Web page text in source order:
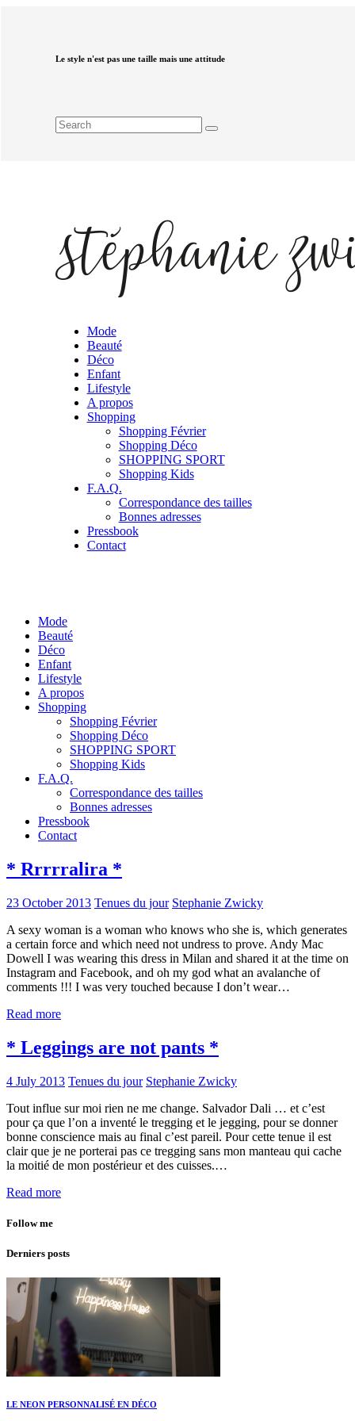
Le style n'est pas une taille mais une attitude
Mode
Beauté
Déco
Enfant
Lifestyle
A propos
Shopping
Shopping Février
Shopping Déco
SHOPPING SPORT
Shopping Kids
F.A.Q.
Correspondance des tailles
Bonnes adresses
Pressbook
Contact
Mode
Beauté
Déco
Enfant
Lifestyle
A propos
Shopping
Shopping Février
Shopping Déco
SHOPPING SPORT
Shopping Kids
F.A.Q.
Correspondance des tailles
Bonnes adresses
Pressbook
Contact
* Rrrrralira *
23 October 2013 Tenues du jour Stephanie Zwicky
A sexy woman is a woman who knows who she is, which generates
a certain force and which need not undress to prove. Andy Mac
Dowell I was wearing this dress in Milan and shared it at the time on
Instagram and Facebook, and oh my god what an avalanche of
comments !!! I was very touched because I don’t wear…
Read more
* Leggings are not pants *
4 July 2013 Tenues du jour Stephanie Zwicky
Tout influe sur moi rien ne me change. Salvador Dali … et c’est
pour ça que l’on a inventé le tregging et le jegging, pour se donner
bonne conscience mais au final c’est pareil. Pour cette tenue il est
clair que je ne porterai pas ce tregging sans mon manteau qui cache
la moitié de mon postérieur et des cuisses.…
Read more
Follow me
Derniers posts
LE NEON PERSONNALISÉ EN DÉCO